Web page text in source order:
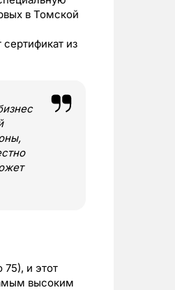
в Томской
из
и этот
высоким